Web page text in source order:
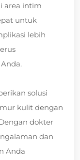
area intim
untuk
lebih
solusi
kulit dengan
dokter
dan
Anda